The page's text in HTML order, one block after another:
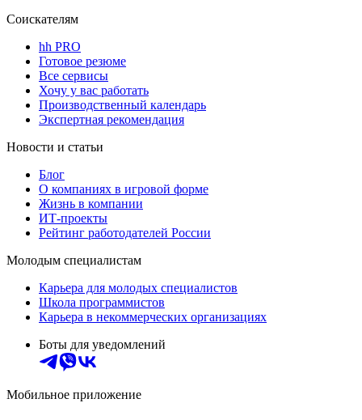
Соискателям
hh PRO
Готовое резюме
Все сервисы
Хочу у вас работать
Производственный календарь
Экспертная рекомендация
Новости и статьи
Блог
О компаниях в игровой форме
Жизнь в компании
ИТ-проекты
Рейтинг работодателей России
Молодым специалистам
Карьера для молодых специалистов
Школа программистов
Карьера в некоммерческих организациях
Боты для уведомлений
Мобильное приложение